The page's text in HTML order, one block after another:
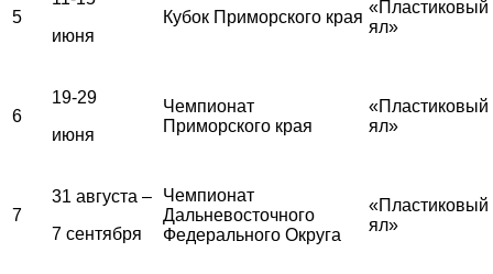
5
июня
Кубок Приморского края
«Пластиковый
ял»
6
19-29
июня
Чемпионат
Приморского края
«Пластиковый
ял»
7
31 августа –
7 сентября
Чемпионат
Дальневосточного
Федерального Округа
«Пластиковый
ял»